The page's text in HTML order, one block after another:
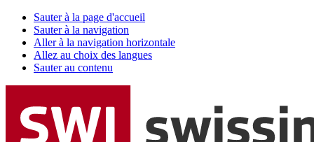
Sauter à la page d'accueil
Sauter à la navigation
Aller à la navigation horizontale
Allez au choix des langues
Sauter au contenu